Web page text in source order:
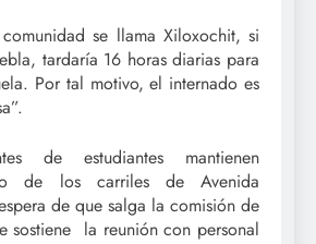
se llama Xiloxochit, si
tardaría 16 horas diarias para
Por tal motivo, el internado es
de estudiantes mantienen
de los carriles de Avenida
de que salga la comisión de
sostiene la reunión con personal